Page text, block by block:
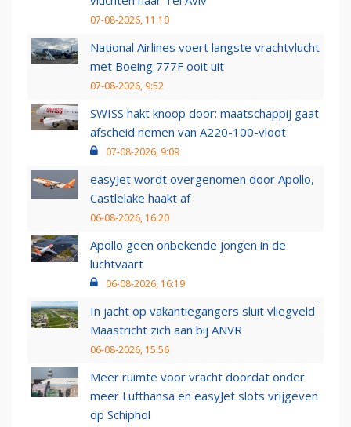
07-08-2026, 11:10
National Airlines voert langste vrachtvlucht
met Boeing 777F ooit uit
07-08-2026, 9:52
SWISS hakt knoop door: maatschappij gaat
afscheid nemen van A220-100-vloot
07-08-2026, 9:09
easyJet wordt overgenomen door Apollo,
Castlelake haakt af
06-08-2026, 16:20
Apollo geen onbekende jongen in de
luchtvaart
06-08-2026, 16:19
In jacht op vakantiegangers sluit vliegveld
Maastricht zich aan bij ANVR
06-08-2026, 15:56
Meer ruimte voor vracht doordat onder
meer Lufthansa en easyJet slots vrijgeven
op Schiphol